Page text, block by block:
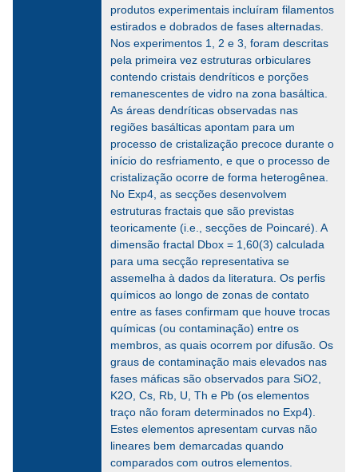
produtos experimentais incluíram filamentos
estirados e dobrados de fases alternadas.
Nos experimentos 1, 2 e 3, foram descritas
pela primeira vez estruturas orbiculares
contendo cristais dendríticos e porções
remanescentes de vidro na zona basáltica.
As áreas dendríticas observadas nas
regiões basálticas apontam para um
processo de cristalização precoce durante o
início do resfriamento, e que o processo de
cristalização ocorre de forma heterogênea.
No Exp4, as secções desenvolvem
estruturas fractais que são previstas
teoricamente (i.e., secções de Poincaré). A
dimensão fractal Dbox = 1,60(3) calculada
para uma secção representativa se
assemelha à dados da literatura. Os perfis
químicos ao longo de zonas de contato
entre as fases confirmam que houve trocas
químicas (ou contaminação) entre os
membros, as quais ocorrem por difusão. Os
graus de contaminação mais elevados nas
fases máficas são observados para SiO2,
K2O, Cs, Rb, U, Th e Pb (os elementos
traço não foram determinados no Exp4).
Estes elementos apresentam curvas não
lineares bem demarcadas quando
comparados com outros elementos.